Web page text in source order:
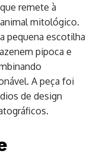
remete à
mitológico.
pequena escotilha
pipoca e
A peça foi
de design